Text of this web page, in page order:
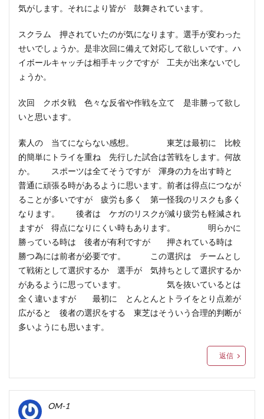
気がします。それにより皆が 鼓舞されています。
スクラム 押されていたのが気になります。選手が変わった
せいでしょうか。是非次回に備えて対応して欲しいです。ハ
イボールキャッチは相手キックですが 工夫が出来ないでし
ょうか。
次回 クボタ戦 色々な反省や作戦を立て 是非勝って欲し
いと思います。
素人の 当てにならない感想。 東芝は最初に 比較
的簡単にトライを重ね 先行した試合は苦戦をします。何故
か。 スポーツは全てそうですが 渾身の力を出す時と
普通に頑張る時があるように思います。前者は得点につなが
ることが多いですが 疲労も多く 第一怪我のリスクも多く
なります。 後者は ケガのリスクが減り疲労も軽減され
ますが 得点になりにくい時もあります。 明らかに
勝っている時は 後者が有利ですが 押されている時は
勝つ為には前者が必要です。 この選択は チームとし
て戦術として選択するか 選手が 気持ちとして選択するか
があるように思っています。 気を抜いているとは
全く違いますが 最初に とんとんとトライをとり点差が
広がると 後者の選択をする 東芝はそういう合理的判断が
多いようにも思います。
返信
OM-1